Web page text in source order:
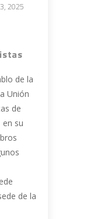
2025
de la
Unión
de
en su
de la